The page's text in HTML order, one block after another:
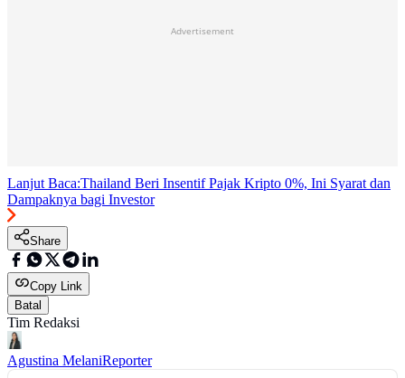
Advertisement
Lanjut Baca:Thailand Beri Insentif Pajak Kripto 0%, Ini Syarat dan
Dampaknya bagi Investor
Share
Copy Link
Batal
Tim Redaksi
Agustina MelaniReporter